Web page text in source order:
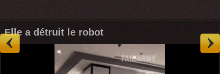
Elle a détruit le robot